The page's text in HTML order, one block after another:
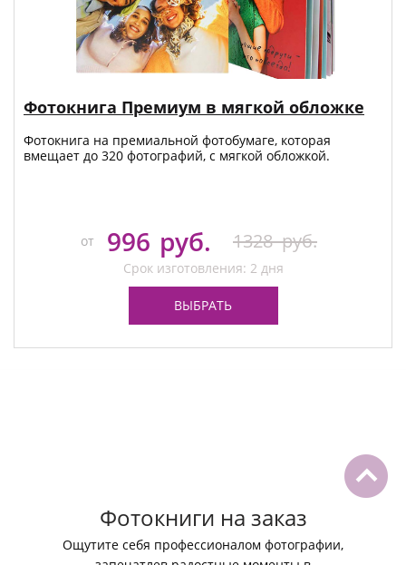
Фотокнига Премиум в мягкой обложке
Фотокнига на премиальной фотобумаге, которая
вмещает до 320 фотографий, с мягкой обложкой.
от 996 руб. 1328 руб.
Срок изготовления: 2 дня
ВЫБРАТЬ
Фотокниги на заказ
Ощутите себя профессионалом фотографии,